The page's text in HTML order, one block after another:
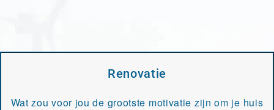
Renovatie
Wat zou voor jou de grootste motivatie zijn om je huis